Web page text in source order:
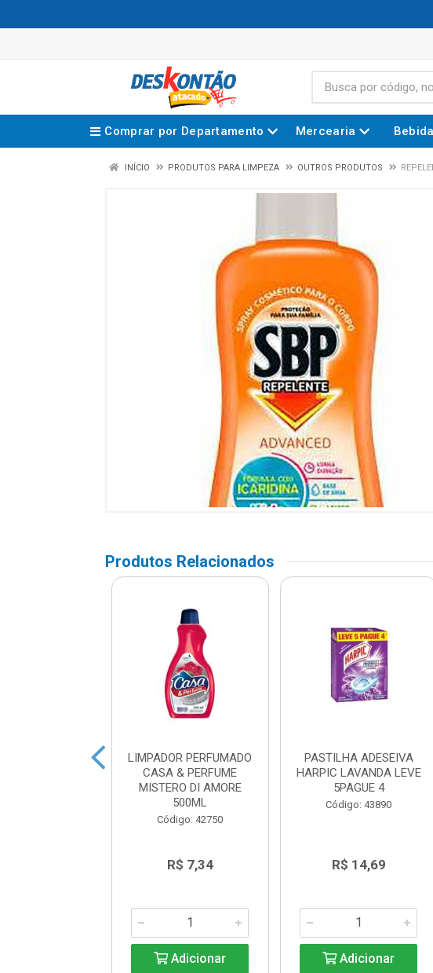
Comprar por Departamento Mercearia
INÍCIO PRODUTOS PARA LIMPEZA OUTROS PRODUTOS
Produtos Relacionados
LIMPADOR PERFUMADO
CASA & PERFUME
MISTERO DI AMORE
500ML
Código: 42750
R$ 7,34
Adicionar
PASTILHA ADESEIVA
HARPIC LAVANDA LEVE
5PAGUE 4
Código: 43890
R$ 14,69
Adicionar